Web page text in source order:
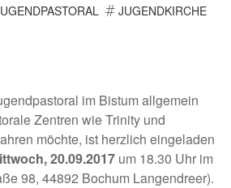
JUGENDKIRCHE
im Bistum allgemein
Zentren wie Trinity und
möchte, ist herzlich eingeladen
20.09.2017 um 18.30 Uhr im
98, 44892 Bochum Langendreer).